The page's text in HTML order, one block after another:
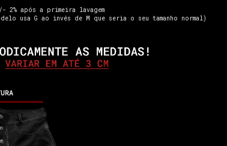
2% após a primeira lavagem
usa G ao invés de M que seria o seu tamanho normal)